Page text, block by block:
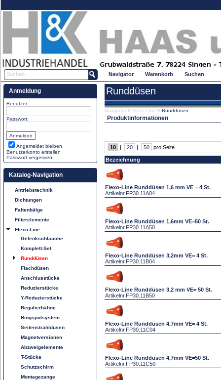
Navigator Warenkorb Suchen
Anmeldung
Benutzer:
Passwort:
Angemeldet bleiben
Benutzerkonto erstellen
Passwort vergessen
Katalog-Navigation
Antriebstechnik
Dichtungen
Faltenbälge
Filterelemente
Flexo-Line
Gelenkschläuche
Komplett-Set
Runddüsen
Flachdüsen
Anschlusstücke
Reduzierstücke
Y-Reduzierstücke
Regulierhähne
Ringspülsystem
Seitenstrahldüsen
Magnetversionen
Abzweigelemente
T-Stücke
Schutzschirm
Montagezange
Runddüsen
Navigator > Flexo-Line > Runddüsen
Produktinformationen
10 | 20 | 50 pro Seite
Bezeichnung
Flexo-Line Runddüsen 1,6 mm VE = 4 St.
Artikelnr. FP30.11A04
Flexo-Line Runddüsen 1,6mm VE=50 St.
Artikelnr. FP30.11A50
Flexo-Line Runddüsen 3,2mm VE= 4 St.
Artikelnr. FP30.11B04
Flexo-Line Runddüsen 3,2 mm VE= 50 St.
Artikelnr. FP30.11B50
Flexo-Line Runddüsen 4,7mm VE= 4 St.
Artikelnr. FP30.11C04
Flexo-Line Runddüsen 4,7mm VE=50 St.
Artikelnr. FP30.11C50